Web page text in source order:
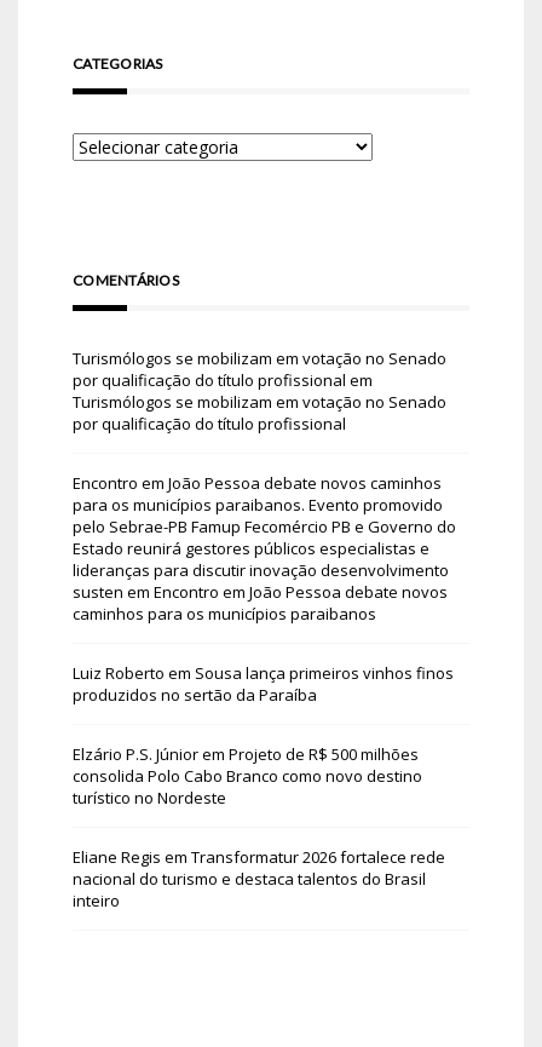
CATEGORIAS
COMENTÁRIOS
Turismólogos se mobilizam em votação no Senado
por qualificação do título profissional em
Turismólogos se mobilizam em votação no Senado
por qualificação do título profissional
Encontro em João Pessoa debate novos caminhos
para os municípios paraibanos. Evento promovido
pelo Sebrae-PB Famup Fecomércio PB e Governo do
Estado reunirá gestores públicos especialistas e
lideranças para discutir inovação desenvolvimento
susten em Encontro em João Pessoa debate novos
caminhos para os municípios paraibanos
Luiz Roberto em Sousa lança primeiros vinhos finos
produzidos no sertão da Paraíba
Elzário P.S. Júniorem Projeto de R$ 500 milhões
consolida Polo Cabo Branco como novo destino
turístico no Nordeste
Eliane Regis em Transformatur 2026 fortalece rede
nacional do turismo e destaca talentos do Brasil
inteiro